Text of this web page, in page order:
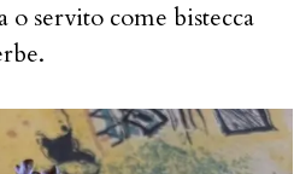
o servito come bistecca